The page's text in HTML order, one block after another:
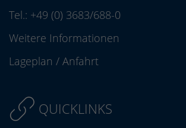
Tel.: +49 (0) 3683/688-0
Weitere Informationen
Lageplan / Anfahrt
QUICKLINKS